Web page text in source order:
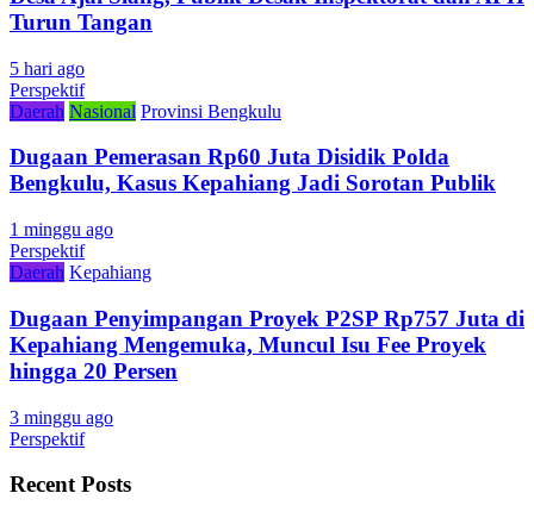
Turun Tangan
5 hari ago
Perspektif
Daerah Nasional Provinsi Bengkulu
Dugaan Pemerasan Rp60 Juta Disidik Polda
Bengkulu, Kasus Kepahiang Jadi Sorotan Publik
1 minggu ago
Perspektif
Daerah Kepahiang
Dugaan Penyimpangan Proyek P2SP Rp757 Juta di
Kepahiang Mengemuka, Muncul Isu Fee Proyek
hingga 20 Persen
3 minggu ago
Perspektif
Recent Posts